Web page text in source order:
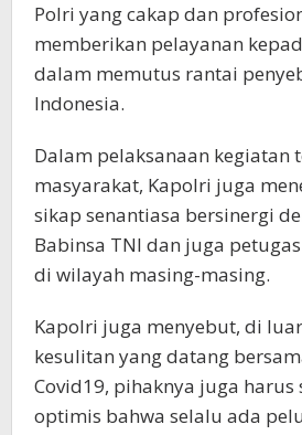
Polri yang cakap dan
memberikan pelayanan
dalam memutus rantai
Indonesia.
Dalam pelaksanaan kegiatan
masyarakat, Kapolri juga
sikap senantiasa bersinergi
Babinsa TNI dan juga
di wilayah masing-masing.
Kapolri juga menyebut, di
kesulitan yang datang
Covid19, pihaknya juga harus
optimis bahwa selalu ada